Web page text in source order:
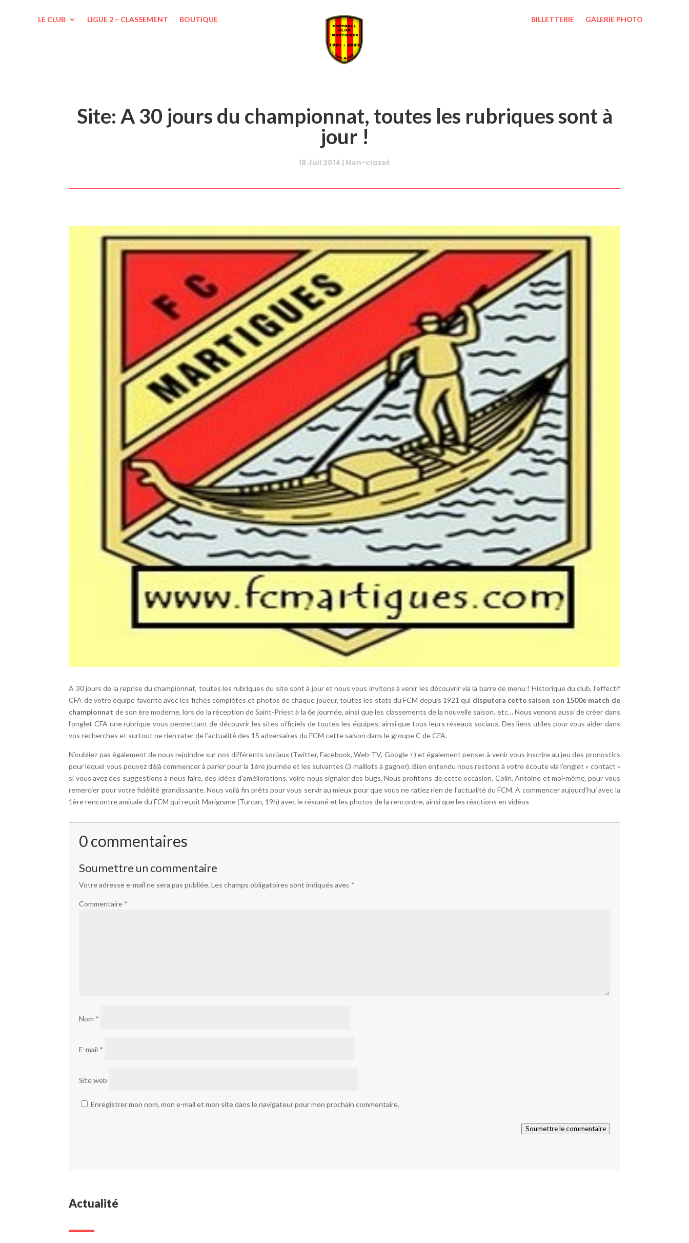
LE CLUB LIGUE 2 – CLASSEMENT BOUTIQUE BILLETTERIE GALERIE PHOTO
Site: A 30 jours du championnat, toutes les rubriques sont à
jour !
18 Juil 2014 | Non-classé
A 30 jours de la reprise du championnat, toutes les rubriques du site sont à jour et nous vous invitons à venir les découvrir via la barre de menu ! Historique du club, l’effectif
CFA de votre équipe favorite avec les fiches complètes et photos de chaque joueur, toutes les stats du FCM depuis 1921 qui disputera cette saison son 1500e match de
championnat de son ère moderne, lors de la réception de Saint-Priest à la 6e journée, ainsi que les classements de la nouvelle saison, etc… Nous venons aussi de créer dans
l’onglet CFA une rubrique vous permettant de découvrir les sites officiels de toutes les équipes, ainsi que tous leurs réseaux sociaux. Des liens utiles pour vous aider dans
vos recherches et surtout ne rien rater de l’actualité des 15 adversaires du FCM cette saison dans le groupe C de CFA.
N’oubliez pas également de nous rejoindre sur nos différents sociaux (Twitter, Facebook, Web-TV, Google +) et également penser à venir vous inscrire au jeu des pronostics
pour lequel vous pouvez déjà commencer à parier pour la 1ère journée et les suivantes (3 maillots à gagner). Bien entendu nous restons à votre écoute via l’onglet « contact »
si vous avez des suggestions à nous faire, des idées d’améliorations, voire nous signaler des bugs. Nous profitons de cette occasion, Colin, Antoine et moi-même, pour vous
remercier pour votre fidélité grandissante. Nous voilà fin prêts pour vous servir au mieux pour que vous ne ratiez rien de l’actualité du FCM. A commencer aujourd’hui avec la
1ère rencontre amicale du FCM qui reçoit Marignane (Turcan, 19h) avec le résumé et les photos de la rencontre, ainsi que les réactions en vidéos
0 commentaires
Soumettre un commentaire
Votre adresse e-mail ne sera pas publiée. Les champs obligatoires sont indiqués avec *
Commentaire *
Nom *
E-mail *
Site web
Enregistrer mon nom, mon e-mail et mon site dans le navigateur pour mon prochain commentaire.
Soumettre le commentaire
Actualité